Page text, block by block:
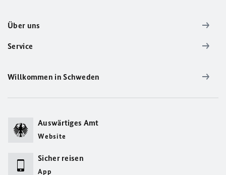
Über uns
Service
Willkommen in Schweden
Auswärtiges Amt
Website
Sicher reisen
App